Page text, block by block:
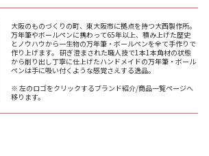
は、
造さんで
などの
りする職人
として、
。
具は、
今回お話をお伺いしたのは、
す。
大西さんは、万年筆・
ボールペン・シャーペンなどの
筆記具を、一本一本手作りする職人
さん。
現代日本では貴重な存在として、
その名が知られています。
大西さんが手掛ける筆記具は、
大阪のものづくりの町、東大阪市に拠点を持つ大西製作所。
万年筆やボールペンに携わって65年以上、積み上げた歴史
とノウハウから一生物の万年筆・ボールペンを全て手作りで
作り上げます。 研ぎ澄まされた職人技で1本1本角材の状態
から削り出し丁寧に仕上げたハンドメイドの万年筆・ボール
ペンは手に吸い付くような感覚さえする逸品。
※ 左のロゴをクリックするブランド紹介/商品一覧ページへ
移ります。